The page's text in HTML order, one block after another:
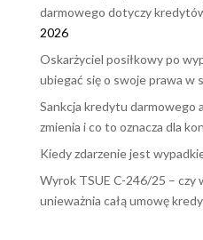
darmowego dotyczy
2026
Oskarżyciel posiłkowy po
ubiegać się o swoje prawa w
Sankcja kredytu darmowego
zmienia i co to oznacza dla
Kiedy zdarzenie jest
Wyrok TSUE C-246/25 – czy
unieważnia całą umowę